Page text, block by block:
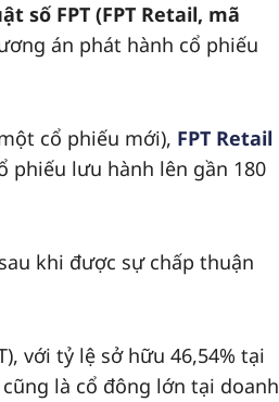
số FPT (FPT Retail, mã
án phát hành cổ phiếu
cổ phiếu mới), FPT Retail
phiếu lưu hành lên gần 180
khi được sự chấp thuận
với tỷ lệ sở hữu 46,54% tại
là cổ đông lớn tại doanh